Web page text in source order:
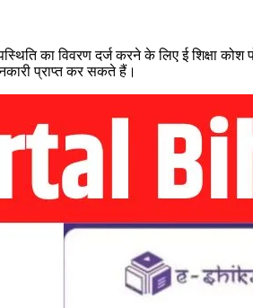
का विवरण दर्ज करने के लिए ई शिक्षा
प्राप्त कर सकते हैं।